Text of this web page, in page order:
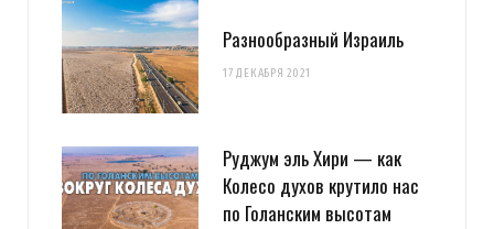
Разнообразный Израиль
17 ДЕКАБРЯ 2021
Руджум эль Хири — как
Колесо духов крутило нас
по Голанским высотам